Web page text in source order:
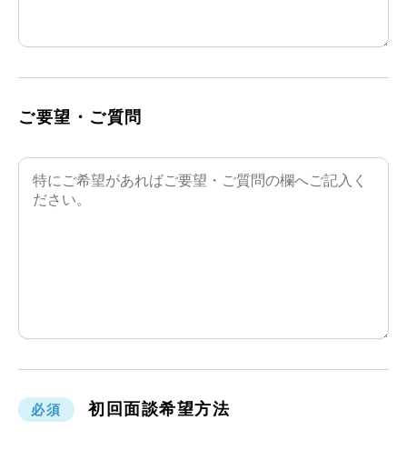
ご要望・ご質問
必須 初回面談希望方法